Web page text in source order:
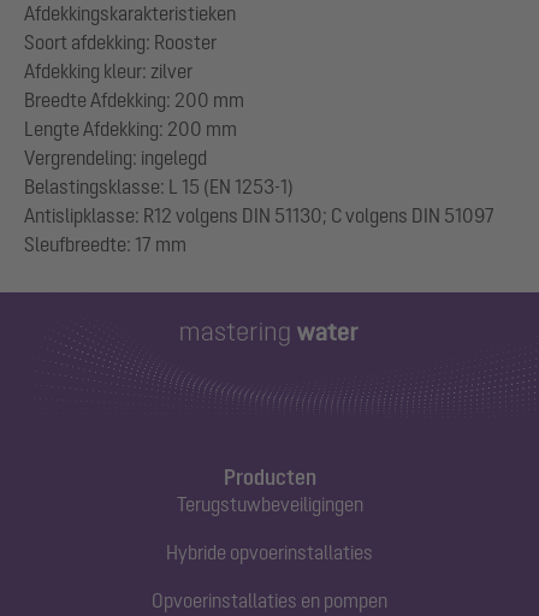
Afdekkingskarakteristieken
Soort afdekking: Rooster
Afdekking kleur: zilver
Breedte Afdekking: 200 mm
Lengte Afdekking: 200 mm
Vergrendeling: ingelegd
Belastingsklasse: L 15 (EN 1253-1)
Antislipklasse: R12 volgens DIN 51130; C volgens DIN 51097
Producten
Terugstuwbeveiligingen
Hybride opvoerinstallaties
Opvoerinstallaties en pompen